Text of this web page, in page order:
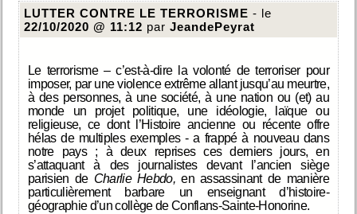
LUTTER CONTRE LE TERRORISME - le
22/10/2020 @ 11:12 par JeandePeyrat
Le terrorisme – c’est-à-dire la volonté de terroriser pour
imposer, par une violence extrême allant jusqu’au meurtre,
à des personnes, à une société, à une nation ou (et) au
monde un projet politique, une idéologie, laïque ou
religieuse, ce dont l’Histoire ancienne ou récente offre
hélas de multiples exemples - a frappé à nouveau dans
notre pays ; à deux reprises ces derniers jours, en
s’attaquant à des journalistes devant l’ancien siège
parisien de Charlie Hebdo,en assassinant de manière
particulièrement barbare un enseignant d’histoire-
géographie d’un collège de Conflans-Sainte-Honorine.